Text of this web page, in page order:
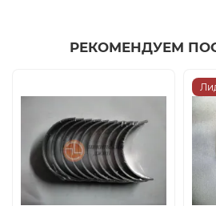
РЕКОМЕНДУЕМ